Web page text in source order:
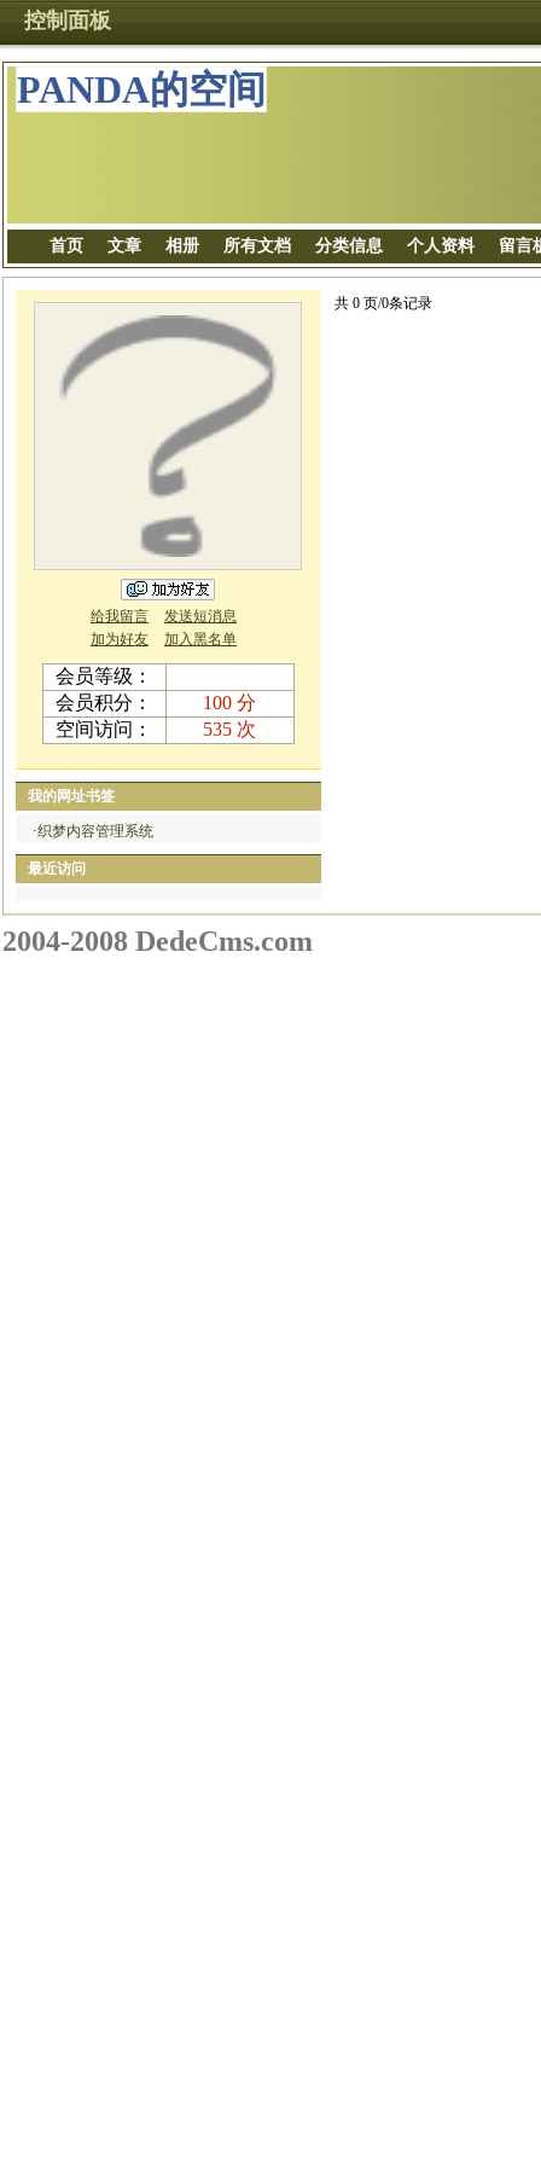
控制面板
PANDA的空间
首页 文章 相册 所有文档 分类信息 个人资料 留言
共 0 页/0条记录
给我留言
发送短消息
加为好友
加入黑名单
会员等级：
会员积分：
100 分
空间访问：
535 次
我的网址书签
·织梦内容管理系统
最近访问
2004-2008 DedeCms.com